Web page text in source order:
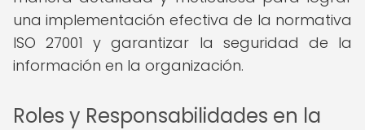
una implementación efectiva de la normativa
ISO 27001 y garantizar la seguridad de la
información en la organización.
Roles y Responsabilidades en la